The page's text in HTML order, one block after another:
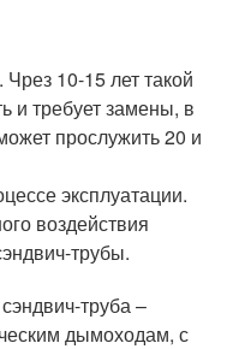
10-15 лет такой
и требует замены, в
прослужить 20 и
эксплуатации.
воздействия
трубы.
труба –
дымоходам, с